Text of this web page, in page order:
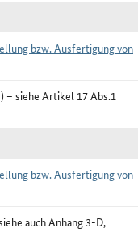
bzw. Ausfertigung von
– siehe Artikel 17 Abs.1
bzw. Ausfertigung von
auch Anhang 3-D,